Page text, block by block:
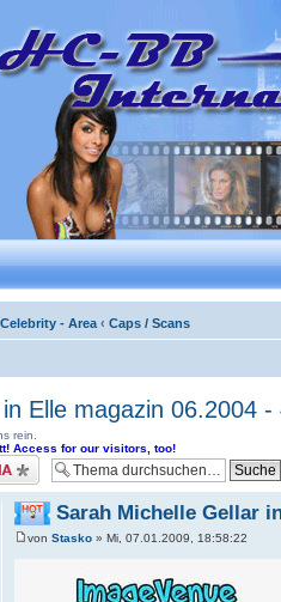
- Area ‹ Caps / Scans
Elle magazin 06.2004 -
rein.
Access for our visitors, too!
Sarah Michelle Gellar
von Stasko » Mi, 07.01.2009, 18:58:22